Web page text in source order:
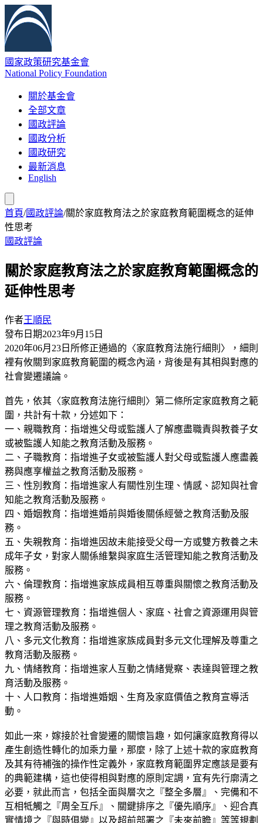
國家政策研究基金會
National Policy Foundation
關於基金會
全部文章
國政評論
國政分析
國政研究
最新消息
English
首頁/國政評論/關於家庭教育法之於家庭教育範圍概念的延伸
性思考
國政評論
關於家庭教育法之於家庭教育範圍概念的
延伸性思考
作者王順民
發布日期2023年9月15日
2020年06月23日所修正通過的〈家庭教育法施行細則〉，細則
裡有攸關到家庭教育範圍的概念內涵，背後是有其相與對應的
社會變遷議論。
首先，依其〈家庭教育法施行細則〉第二條所定家庭教育之範
圍，共計有十款，分述如下：
一、親職教育：指增進父母或監護人了解應盡職責與教養子女
或被監護人知能之教育活動及服務。
二、子職教育：指增進子女或被監護人對父母或監護人應盡義
務與應享權益之教育活動及服務。
三、性別教育：指增進家人有關性別生理、情感、認知與社會
知能之教育活動及服務。
四、婚姻教育：指增進婚前與婚後關係經營之教育活動及服
務。
五、失親教育：指增進因故未能接受父母一方或雙方教養之未
成年子女，對家人關係維繫與家庭生活管理知能之教育活動及
服務。
六、倫理教育：指增進家族成員相互尊重與關懷之教育活動及
服務。
七、資源管理教育：指增進個人、家庭、社會之資源運用與管
理之教育活動及服務。
八、多元文化教育：指增進家族成員對多元文化理解及尊重之
教育活動及服務。
九、情緒教育：指增進家人互動之情緒覺察、表達與管理之教
育活動及服務。
十、人口教育：指增進婚姻、生育及家庭價值之教育宣導活
動。
如此一來，嫁接於社會變遷的關懷旨趣，如何讓家庭教育得以
產生創造性轉化的加乘力量，那麼，除了上述十款的家庭教育
及其有待補強的操作性定義外，家庭教育範圍界定應該是要有
的典範建構，這也使得相與對應的原則定調，宜有先行廓清之
必要，就此而言，包括全面與層次之『整全多層』、完備和不
互相牴觸之『周全互斥』、關鍵排序之『優先順序』、迎合真
實情境之『與時俱變』以及超前部署之『未來前瞻』等等規劃